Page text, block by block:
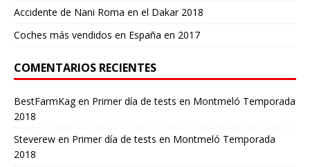
Accidente de Nani Roma en el Dakar 2018
Coches más vendidos en España en 2017
COMENTARIOS RECIENTES
BestFarmKagen Primer día de tests en Montmeló Temporada
2018
Steverew en Primer día de tests en Montmeló Temporada
2018